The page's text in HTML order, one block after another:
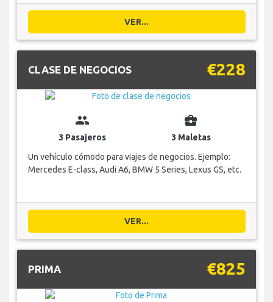
VER...
CLASE DE NEGOCIOS €228
group
3 Pasajeros
business_center
3 Maletas
Un vehículo cómodo para viajes de negocios. Ejemplo:
Mercedes E-class, Audi A6, BMW 5 Series, Lexus GS, etc.
VER...
PRIMA €825